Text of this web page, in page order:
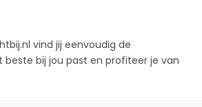
vind jij eenvoudig de
beste bij jou past en profiteer je van